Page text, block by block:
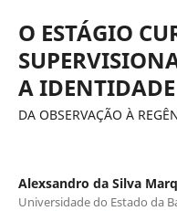
O ESTÁGIO
A
DA OBSERVAÇÃO À
Alexsandro da Silva
Universidade do Estado da